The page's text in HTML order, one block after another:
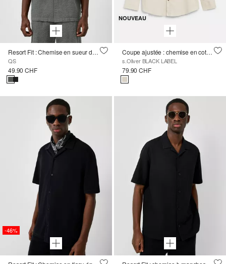
Resort Fit : Chemise en sueur de mer
QS
49.90 CHF
NOUVEAU
Coupe ajustée : chemise en coton stretch
s.Oliver BLACK LABEL
79.90 CHF
-46%